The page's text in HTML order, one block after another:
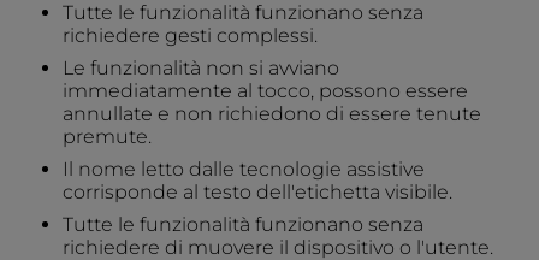
Tutte le funzionalità funzionano senza
richiedere gesti complessi.
Le funzionalità non si avviano
immediatamente al tocco, possono essere
annullate e non richiedono di essere tenute
premute.
Il nome letto dalle tecnologie assistive
corrisponde al testo dell'etichetta visibile.
Tutte le funzionalità funzionano senza
richiedere di muovere il dispositivo o l'utente.